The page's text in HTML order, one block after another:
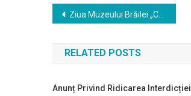
Navigare
în
articole
Ziua Muzeului Brăilei „Carol I”
RELATED POSTS
Anunț Privind Ridicarea Interdicției